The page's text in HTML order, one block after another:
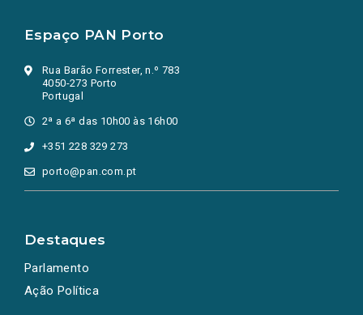
Espaço PAN Porto
Rua Barão Forrester, n.º 783
4050-273 Porto
Portugal
2ª a 6ª das 10h00 às 16h00
+351 228 329 273
porto@pan.com.pt
Destaques
Parlamento
Ação Política